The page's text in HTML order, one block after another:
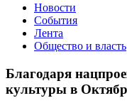
Новости
События
Лента
Общество и власть
нацпроектам
обновляются
дома
Благодаря
культуры в